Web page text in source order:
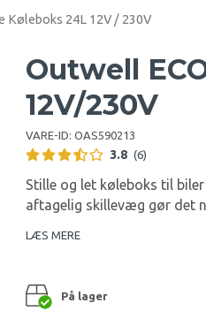
Køleboks 24L 12V / 230V
Outwell
12V/230V
VARE-ID: OAS590213
3.8 (6)
Stille og let køleboks til
aftagelig skillevæg gør det
LÆS MERE
På lager